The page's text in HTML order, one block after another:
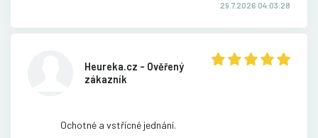
29.7.2026 04:03:28
Heureka.cz - Ověřený
zákazník
Ochotné a vstřícné jednání.